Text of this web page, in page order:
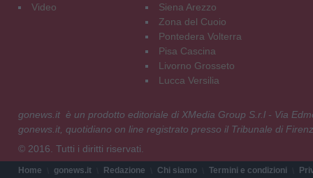
Video
Siena Arezzo
Zona del Cuoio
Pontedera Volterra
Pisa Cascina
Livorno Grosseto
Lucca Versilia
gonews.it è un prodotto editoriale di XMedia Group S.r.l - Via
gonews.it, quotidiano on line registrato presso il Tribunale di
© 2016. Tutti i diritti riservati.
Home gonews.it Redazione Chi siamo Termini e condizioni